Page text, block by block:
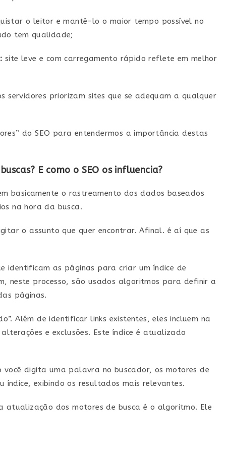
o leitor e mantê-lo o maior tempo possível no
tem qualidade;
site leve e com carregamento rápido reflete em melhor
servidores priorizam sites que se adequam a qualquer
do SEO para entendermos a importância destas
E como o SEO os influencia?
basicamente o rastreamento dos dados baseados
na hora da busca.
o assunto que quer encontrar. Afinal. é aí que as
identificam as páginas para criar um índice de
neste processo, são usados algoritmos para definir a
páginas.
Além de identificar links existentes, eles incluem na
e exclusões. Este índice é atualizado
você digita uma palavra no buscador, os motores de
índice, exibindo os resultados mais relevantes.
dos motores de busca é o algoritmo. Ele